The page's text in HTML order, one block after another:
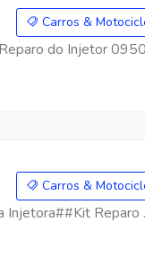
Carros &
do Injetor
Carros &
Reparo